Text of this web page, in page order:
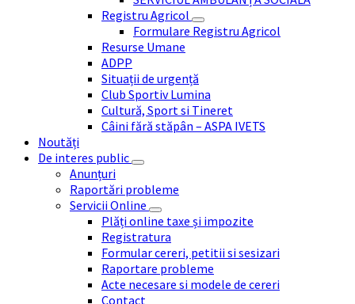
Registru Agricol
Formulare Registru Agricol
Resurse Umane
ADPP
Situații de urgență
Club Sportiv Lumina
Cultură, Sport si Tineret
Câini fără stăpân – ASPA IVETS
Noutăți
De interes public
Anunțuri
Raportări probleme
Servicii Online
Plăți online taxe și impozite
Registratura
Formular cereri, petitii si sesizari
Raportare probleme
Acte necesare si modele de cereri
Contact